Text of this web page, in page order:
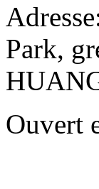
Park,
Ouvert